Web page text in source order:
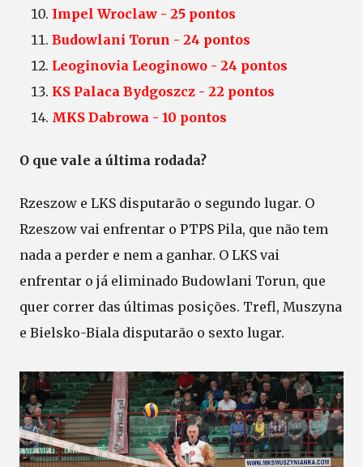
Impel Wroclaw - 25 pontos
Budowlani Torun - 24 pontos
Leoginovia Leoginowo - 24 pontos
KS Palaca Bydgoszcz - 22 pontos
MKS Dabrowa - 10 pontos
O que vale a última rodada?
Rzeszow e LKS disputarão o segundo lugar. O
Rzeszow vai enfrentar o PTPS Pila, que não tem
nada a perder e nem a ganhar. O LKS vai
enfrentar o já eliminado Budowlani Torun, que
quer correr das últimas posições. Trefl, Muszyna
e Bielsko-Biala disputarão o sexto lugar.